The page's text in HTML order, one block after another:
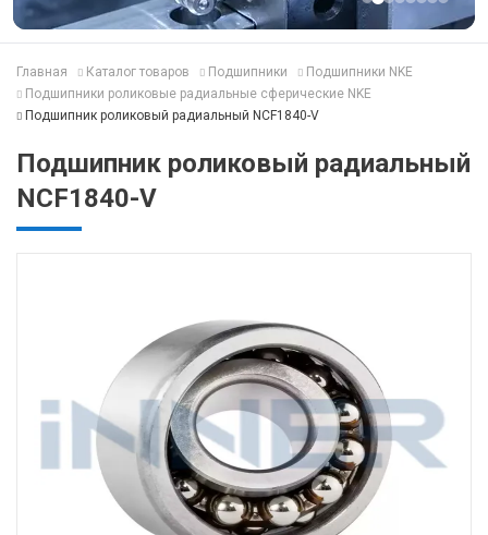
Главная Каталог товаров Подшипники
Подшипники NKE
Подшипники роликовые радиальные сферические NKE
Подшипник роликовый радиальный NCF1840-V
Подшипник роликовый радиальный
NCF1840-V